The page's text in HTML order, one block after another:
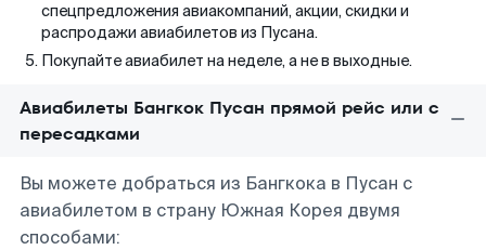
спецпредложения авиакомпаний, акции, скидки и
распродажи авиабилетов из Пусана.
Покупайте авиабилет на неделе, а не в выходные.
Авиабилеты Бангкок Пусан прямой рейс или с
пересадками
Вы можете добраться из Бангкока в Пусан с
авиабилетом в страну Южная Корея двумя
способами: